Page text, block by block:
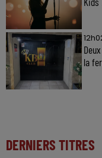
la
DERNIERS TITRES